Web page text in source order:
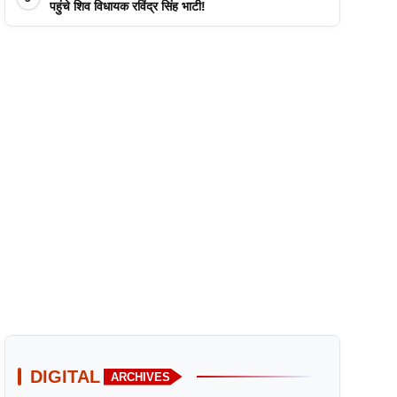
पहुंचे शिव विधायक रविंद्र सिंह भाटी!
DIGITAL ARCHIVES